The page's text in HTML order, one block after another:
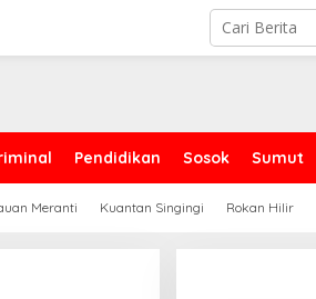
Pendidikan Sosok Sumut
Meranti Kuantan Singingi Rokan Hilir